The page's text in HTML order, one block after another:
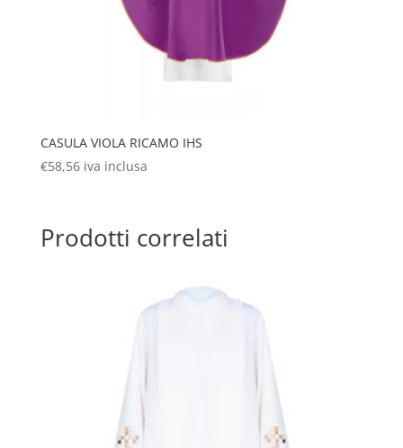
CASULA VIOLA RICAMO IHS
€58,56 iva inclusa
Prodotti correlati